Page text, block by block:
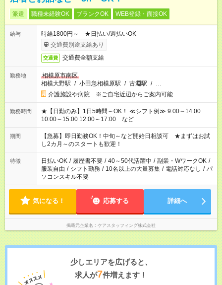
派遣 職種未経験OK ブランクOK WEB登録・面接OK
給与
時給1800円～ ★日払い/週払いOK
交通費別途支給あり
交通費 交通費全額支給
勤務地
相模原市南区
相模大野駅 / 小田急相模原駅 / 古淵駅 / …
介護施設や病院 ※ご自宅近辺からご案内可能
勤務時間
★【日勤のみ】1日5時間～OK！ ≪シフト例≫ 9:00～14:00
10:00～15:00 12:00～17:00 など
期間
【急募】即日勤務OK！中旬～など開始日相談可 ★まずはお試
し2カ月～のスタートも歓迎！
特徴 日払いOK / 履歴書不要 / 40～50代活躍中 / 副業・WワークOK /
服装自由 / シフト勤務 / 10名以上の大量募集 / 電話対応なし / パ
ソコンスキル不要
気になる！ 応募する 詳細へ
掲載元企業名 ケアスタッフィング株式会社
少しエリアを広げると、
求人が7件増えます！